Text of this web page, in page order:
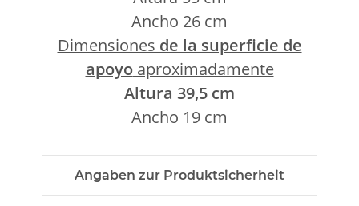
Ancho 26 cm
Dimensiones de la superficie de
apoyoaproximadamente
Altura 39,5 cm
Ancho 19 cm
Angaben zur Produktsicherheit